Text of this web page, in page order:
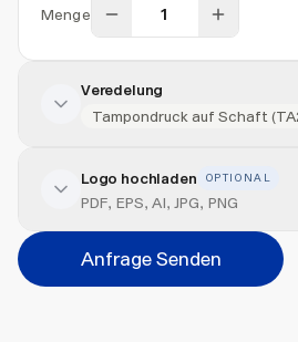
Menge
Veredelung
Tampondruck auf Schaft
Veredelung hinzufügen
Veredelungsart
Logo hochladen OPTIONAL
PDF, EPS, AI, JPG, PNG
Anfrage Senden